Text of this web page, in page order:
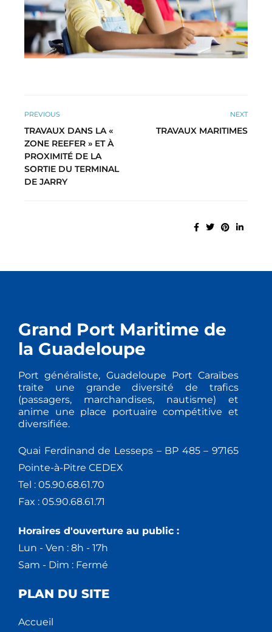
PREVIOUS
TRAVAUX DANS LA «
ZONE REEFER » ET À
PROXIMITÉ DE LA
SORTIE DU TERMINAL
DE JARRY
NEXT
TRAVAUX MARITIMES
Grand Port Maritime de
la Guadeloupe
Port généraliste, Guadeloupe Port Caraïbes
traite une grande diversité de trafics
(passagers, marchandises, nautisme) et
anime une place portuaire compétitive et
diversifiée.
Quai Ferdinand de Lesseps – BP 485 – 97165
Pointe-à-Pitre CEDEX
Tel : 05.90.68.61.70
Fax : 05.90.68.61.71
Horaires d'ouverture au public :
Lun - Ven : 8h - 17h
Sam - Dim : Fermé
PLAN DU SITE
Accueil